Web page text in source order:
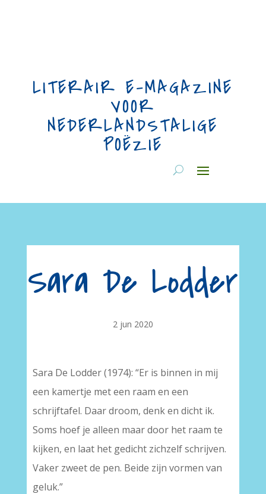
LITERAIR E-MAGAZINE
VOOR
NEDERLANDSTALIGE
POËZIE
Sara De Lodder
2 jun 2020
Sara De Lodder (1974): “Er is binnen in mij
een kamertje met een raam en een
schrijftafel. Daar droom, denk en dicht ik.
Soms hoef je alleen maar door het raam te
kijken, en laat het gedicht zichzelf schrijven.
Vaker zweet de pen. Beide zijn vormen van
geluk.”